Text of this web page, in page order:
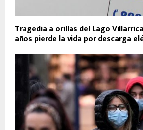
Tragedia a orillas del Lago
años pierde la vida por descarga